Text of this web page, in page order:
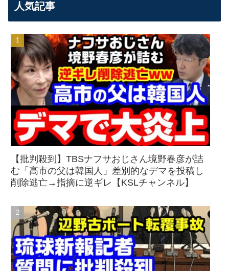
人気記事
【批判殺到】TBSナフサおじさん境野春彦が詰
む「高市の父は韓国人」差別的なデマを投稿し
削除逃亡→指摘に逆ギレ【KSLチャンネル】